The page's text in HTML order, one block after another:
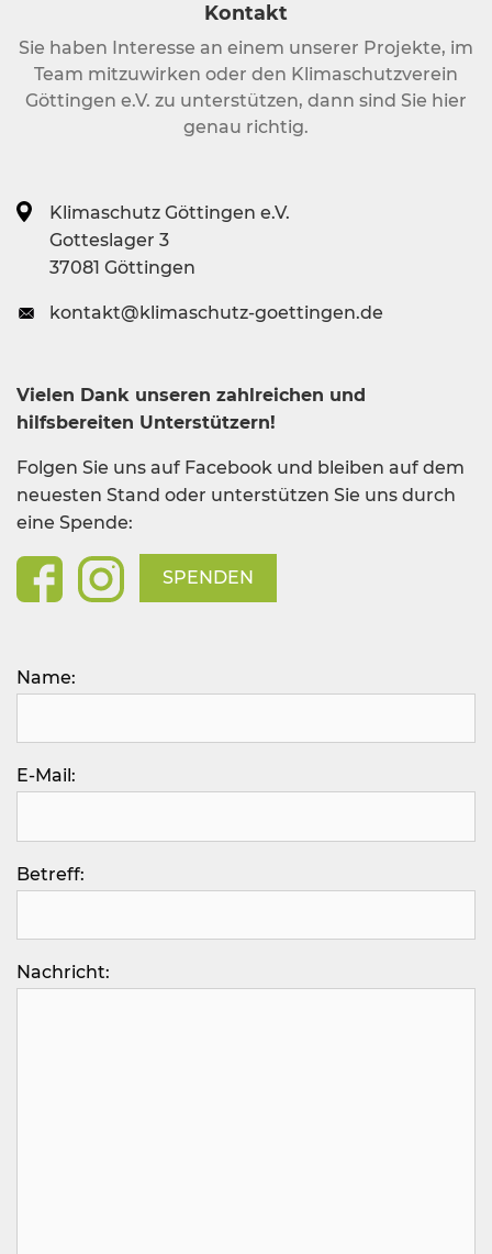
Kontakt
Sie haben Interesse an einem unserer Projekte, im
Team mitzuwirken oder den Klimaschutzverein
Göttingen e.V. zu unterstützen, dann sind Sie hier
genau richtig.
Name:
E-Mail:
Betreff:
Nachricht:
Klimaschutz Göttingen e.V.
Gotteslager 3
37081 Göttingen
kontakt@klimaschutz-goettingen.de
Vielen Dank unseren zahlreichen und
hilfsbereiten Unterstützern!
Folgen Sie uns auf Facebook und bleiben auf dem
neuesten Stand oder unterstützen Sie uns durch
eine Spende:
SPENDEN